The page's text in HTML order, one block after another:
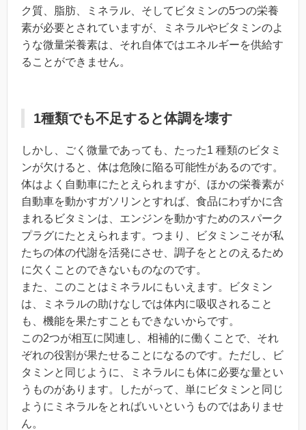
ク質、脂肪、ミネラル、そしてビタミンの5つの栄養
素が必要とされていますが、ミネラルやビタミンのよ
うな微量栄養素は、それ自体ではエネルギーを供給す
ることができません。
1種類でも不足すると体調を壊す
しかし、ごく微量であっても、たった1 種類のビタミ
ンが欠けると、体は危険に陥る可能性があるのです。
体はよく自動車にたとえられますが、ほかの栄養素が
自動車を動かすガソリンとすれば、食品にわずかに含
まれるビタミンは、エンジンを動かすためのスパーク
プラグにたとえられます。つまり、ビタミンこそが私
たちの体の代謝を活発にさせ、調子をととのえるため
に欠くことのできないものなのです。
また、このことはミネラルにもいえます。ビタミン
は、ミネラルの助けなしでは体内に吸収されること
も、機能を果たすこともできないからです。
この2つが相互に関連し、相補的に働くことで、それ
ぞれの役割が果たせることになるのです。ただし、ビ
タミンと同じように、ミネラルにも体に必要な量とい
うものがあります。したがって、単にビタミンと同じ
ようにミネラルをとればいいというものではありませ
ん。